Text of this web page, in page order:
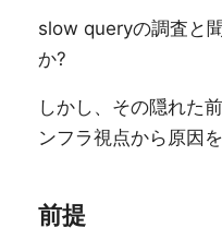
slow queryの調査と
か?
しかし、その隠れた
ンフラ視点から原因
前提